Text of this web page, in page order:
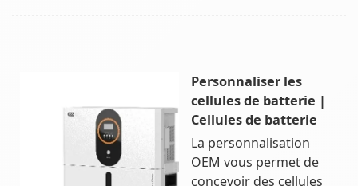
Personnaliser les
cellules de batterie |
Cellules de batterie
La personnalisation
OEM vous permet de
concevoir des cellules